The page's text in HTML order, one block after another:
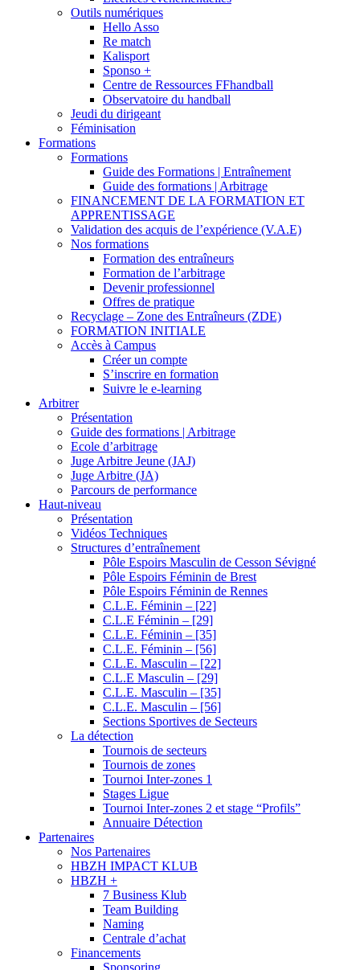
Outils numériques
Hello Asso
Re match
Kalisport
Sponso +
Centre de Ressources FFhandball
Observatoire du handball
Jeudi du dirigeant
Féminisation
Formations
Formations
Guide des Formations | Entraînement
Guide des formations | Arbitrage
FINANCEMENT DE LA FORMATION ET
APPRENTISSAGE
Validation des acquis de l’expérience (V.A.E)
Nos formations
Formation des entraîneurs
Formation de l’arbitrage
Devenir professionnel
Offres de pratique
Recyclage – Zone des Entraîneurs (ZDE)
FORMATION INITIALE
Accès à Campus
Créer un compte
S’inscrire en formation
Suivre le e-learning
Arbitrer
Présentation
Guide des formations | Arbitrage
Ecole d’arbitrage
Juge Arbitre Jeune (JAJ)
Juge Arbitre (JA)
Parcours de performance
Haut-niveau
Présentation
Vidéos Techniques
Structures d’entraînement
Pôle Espoirs Masculin de Cesson Sévigné
Pôle Espoirs Féminin de Brest
Pôle Espoirs Féminin de Rennes
C.L.E. Féminin – [22]
C.L.E Féminin – [29]
C.L.E. Féminin – [35]
C.L.E. Féminin – [56]
C.L.E. Masculin – [22]
C.L.E Masculin – [29]
C.L.E. Masculin – [35]
C.L.E. Masculin – [56]
Sections Sportives de Secteurs
La détection
Tournois de secteurs
Tournois de zones
Tournoi Inter-zones 1
Stages Ligue
Tournoi Inter-zones 2 et stage “Profils”
Annuaire Détection
Partenaires
Nos Partenaires
HBZH IMPACT KLUB
HBZH +
7 Business Klub
Team Building
Naming
Centrale d’achat
Financements